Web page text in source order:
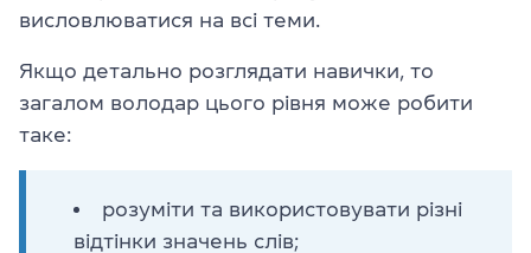
висловлюватися на всі теми.
Якщо детально розглядати навички, то
загалом володар цього рівня може робити
таке:
розуміти та використовувати різні
відтінки значень слів;